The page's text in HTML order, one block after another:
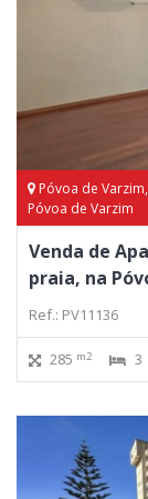
Póvoa de
Póvoa de Varzim
Venda de
praia, na
Ref.: PV11136
285 m2 3